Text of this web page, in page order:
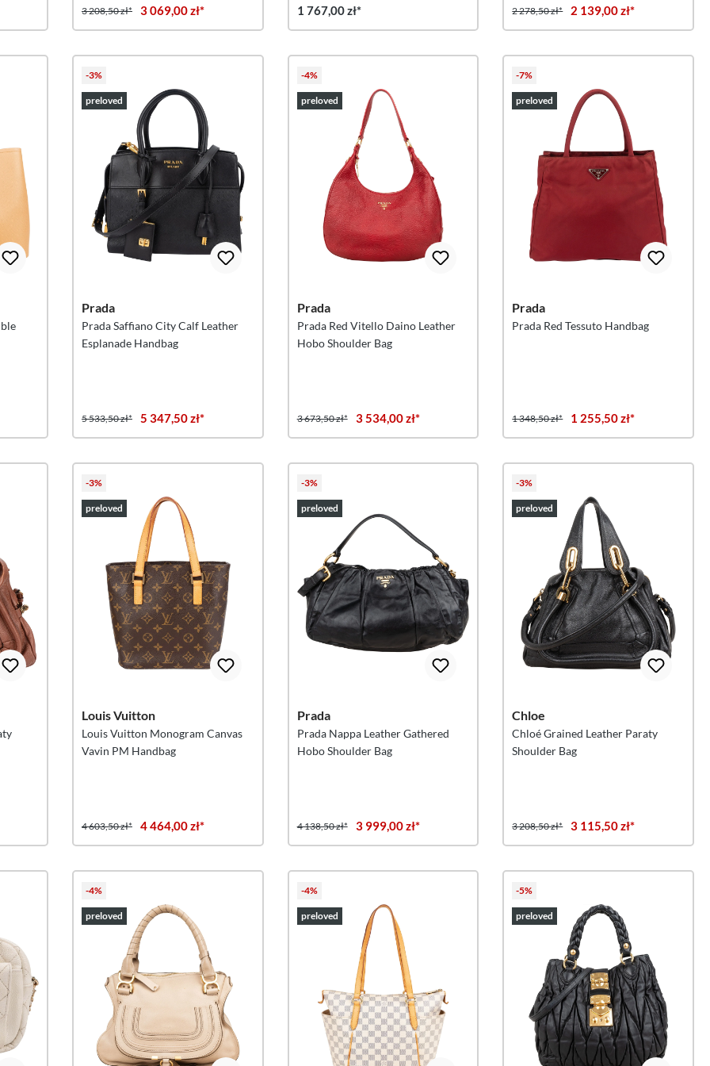
3 208,50 zł* 3 069,00 zł* 1 767,00 zł* 2 278,50 zł* 2 139,00 zł*
-3%
preloved
Prada
Prada Saffiano City Calf Leather
Esplanade Handbag
5 533,50 zł* 5 347,50 zł*
-4%
preloved
Prada
Prada Red Vitello Daino Leather
Hobo Shoulder Bag
3 673,50 zł* 3 534,00 zł*
-7%
preloved
Prada
Prada Red Tessuto Handbag
1 348,50 zł* 1 255,50 zł*
-3%
preloved
Louis Vuitton
Louis Vuitton Monogram Canvas
Vavin PM Handbag
4 603,50 zł* 4 464,00 zł*
-3%
preloved
Prada
Prada Nappa Leather Gathered
Hobo Shoulder Bag
4 138,50 zł* 3 999,00 zł*
-3%
preloved
Chloe
Chloé Grained Leather Paraty
Shoulder Bag
3 208,50 zł* 3 115,50 zł*
-4%
preloved
-4%
preloved
-5%
preloved